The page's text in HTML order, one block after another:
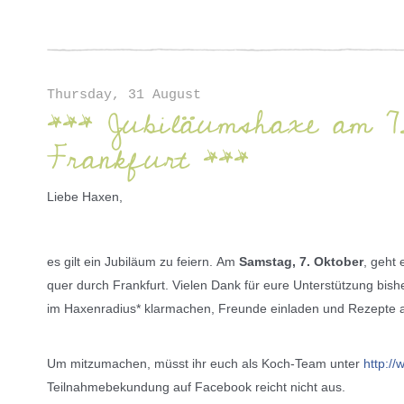
Thursday, 31 August
*** Jubiläumshaxe am
Frankfurt ***
Liebe Haxen,
es gilt ein Jubiläum zu feiern.Am Samstag, 7. Oktober, geht
quer durch Frankfurt. Vielen Dank für eure Unterstützung
im Haxenradius* klarmachen, Freunde einladen und Rezepte
Um mitzumachen, müsst ihr euch als Koch-Team unter http://
Teilnahmebekundung auf Facebook reicht nicht aus.